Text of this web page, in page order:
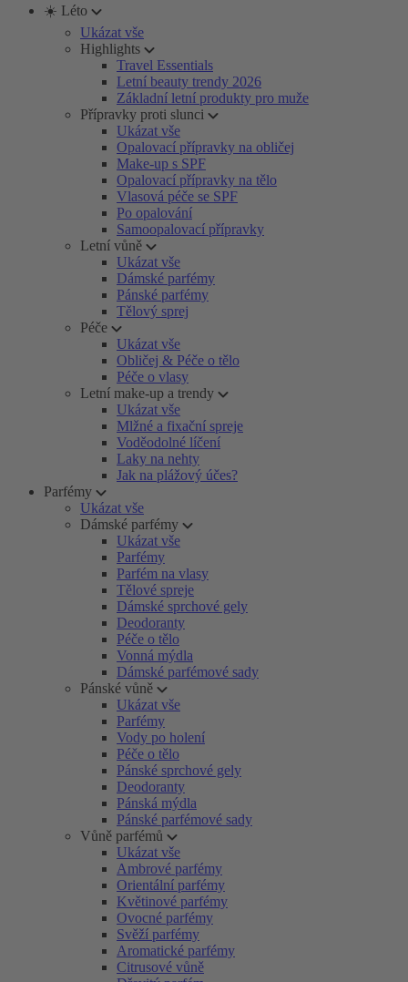
☀️ Léto
Ukázat vše
Highlights
Travel Essentials
Letní beauty trendy 2026
Základní letní produkty pro muže
Přípravky proti slunci
Ukázat vše
Opalovací přípravky na obličej
Make-up s SPF
Opalovací přípravky na tělo
Vlasová péče se SPF
Po opalování
Samoopalovací přípravky
Letní vůně
Ukázat vše
Dámské parfémy
Pánské parfémy
Tělový sprej
Péče
Ukázat vše
Obličej & Péče o tělo
Péče o vlasy
Letní make-up a trendy
Ukázat vše
Mlžné a fixační spreje
Voděodolné líčení
Laky na nehty
Jak na plážový účes?
Parfémy
Ukázat vše
Dámské parfémy
Ukázat vše
Parfémy
Parfém na vlasy
Tělové spreje
Dámské sprchové gely
Deodoranty
Péče o tělo
Vonná mýdla
Dámské parfémové sady
Pánské vůně
Ukázat vše
Parfémy
Vody po holení
Péče o tělo
Pánské sprchové gely
Deodoranty
Pánská mýdla
Pánské parfémové sady
Vůně parfémů
Ukázat vše
Ambrové parfémy
Orientální parfémy
Květinové parfémy
Ovocné parfémy
Svěží parfémy
Aromatické parfémy
Citrusové vůně